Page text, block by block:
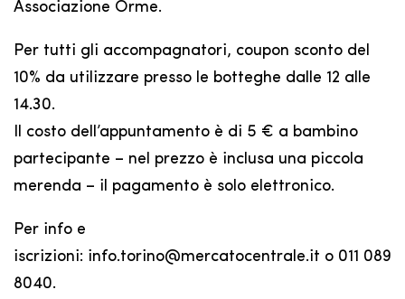
Associazione Orme.
Per tutti gli accompagnatori, coupon sconto del
10% da utilizzare presso le botteghe dalle 12 alle
14.30.
Il costo dell’appuntamento è di 5 € a bambino
partecipante – nel prezzo è inclusa una piccola
merenda – il pagamento è solo elettronico.
Per info e
iscrizioni: info.torino@mercatocentrale.it o 011 089
8040.